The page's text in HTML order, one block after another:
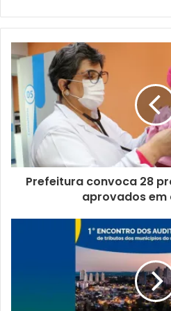
Etiquetas asfalto guaravera
obras
pavimentação
Secretaria
serviços
tapa buracos
Prefeitura convoca 28
aprovados em